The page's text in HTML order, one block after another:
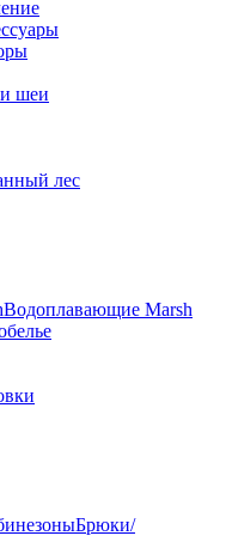
шеи
лес
Водоплавающие Marsh
Брюки/